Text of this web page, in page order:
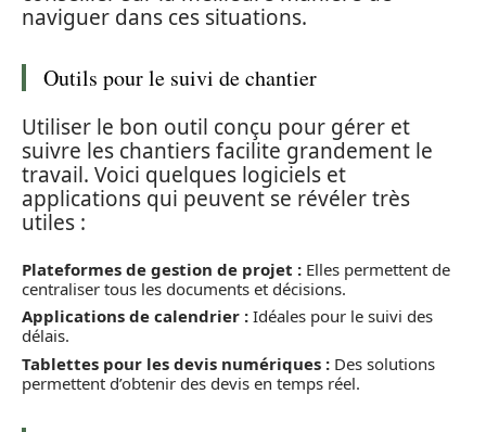
naviguer dans ces situations.
Outils pour le suivi de chantier
Utiliser le bon outil conçu pour gérer et
suivre les chantiers facilite grandement le
travail. Voici quelques logiciels et
applications qui peuvent se révéler très
utiles :
Plateformes de gestion de projet : Elles permettent de
centraliser tous les documents et décisions.
Applications de calendrier : Idéales pour le suivi des
délais.
Tablettes pour les devis numériques : Des solutions
permettent d’obtenir des devis en temps réel.